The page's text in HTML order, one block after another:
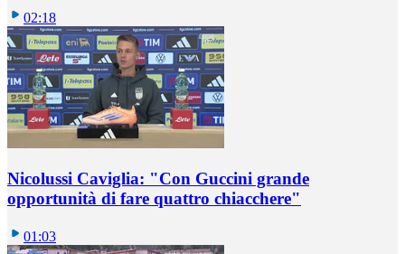
02:18
Nicolussi Caviglia: "Con Guccini grande
opportunità di fare quattro chiacchere"
01:03